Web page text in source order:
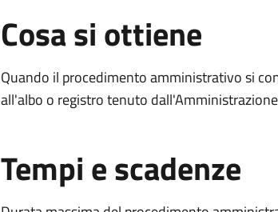
Cosa si ottiene
Quando il procedimento amministrativo si
all'albo o registro tenuto
Tempi e scadenze